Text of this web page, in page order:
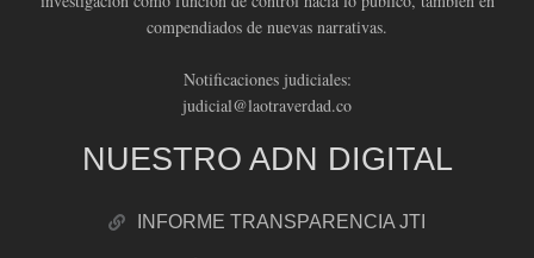
compendiados de nuevas narrativas.
Notificaciones judiciales:
judicial@laotraverdad.co
NUESTRO ADN DIGITAL
INFORME TRANSPARENCIA JTI